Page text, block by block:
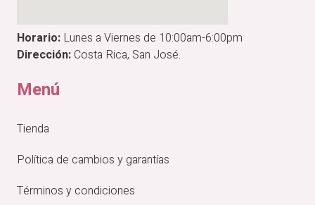
Horario: Lunes a Viernes de 10:00am-6:00pm
Dirección:Costa Rica, San José.
Menú
Tienda
Política de cambios y garantías
Términos y condiciones